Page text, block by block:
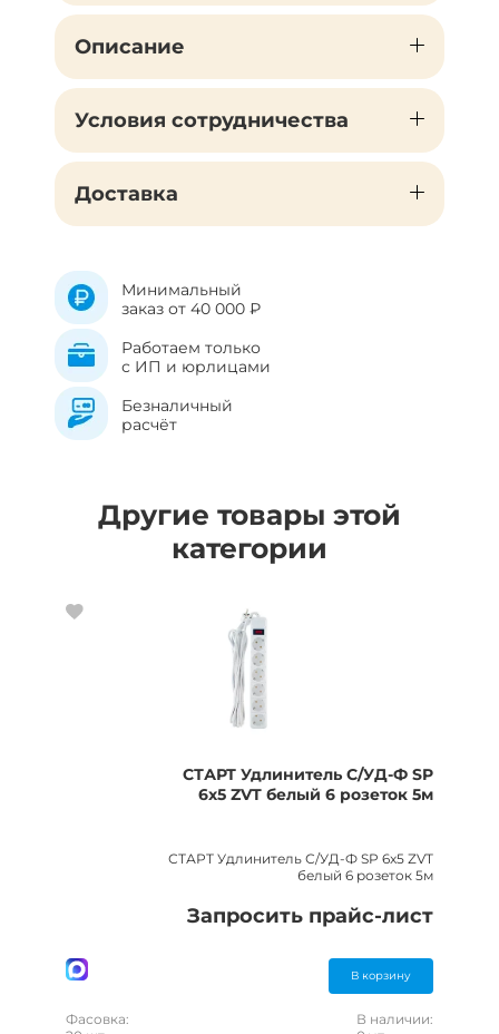
Описание
Условия сотрудничества
Доставка
Минимальный
заказ от 40 000 ₽
Работаем только
с ИП и юрлицами
Безналичный
расчёт
Другие товары этой
категории
СТАРТ Удлинитель С/УД-Ф SP
6x5 ZVT белый 6 розеток 5м
СТАРТ Удлинитель С/УД-Ф SP 6x5 ZVT
белый 6 розеток 5м
Запросить прайс-лист
В корзину
Фасовка:
В наличии: